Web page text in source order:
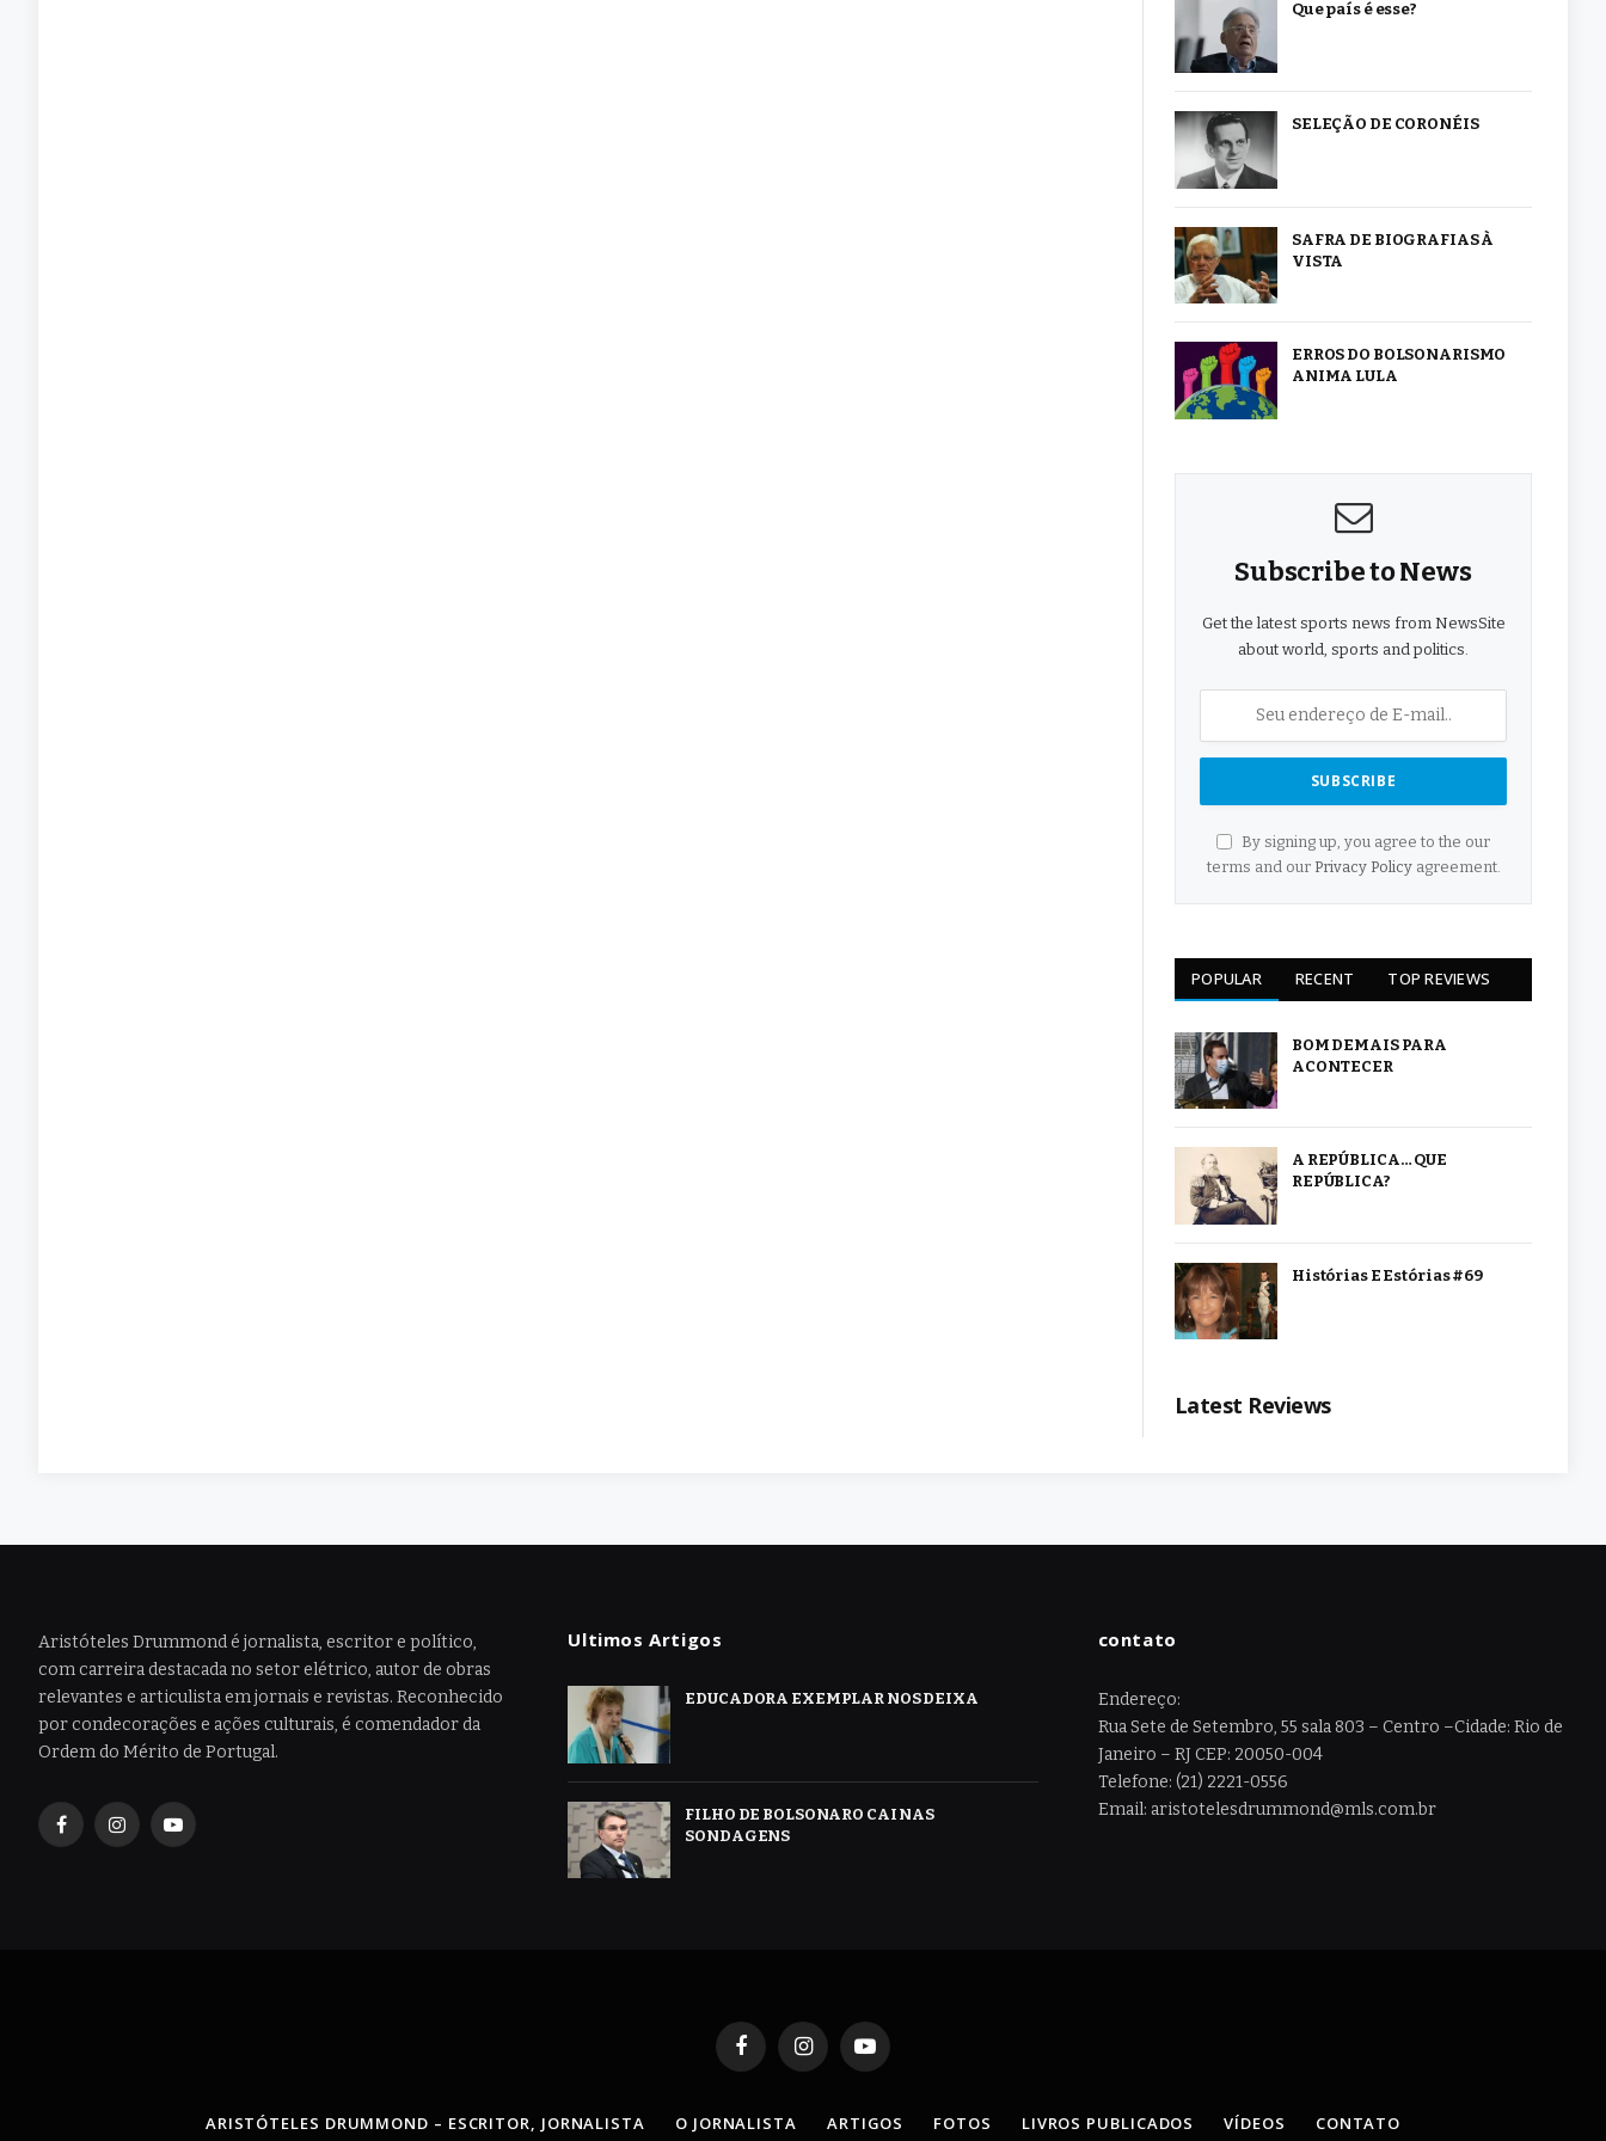
Que país é esse?
SELEÇÃO DE CORONÉIS
SAFRA DE BIOGRAFIAS À
VISTA
ERROS DO BOLSONARISMO
ANIMA LULA
Subscribe to News
Get the latest sports news from NewsSite
about world, sports and politics.
By signing up, you agree to the our
terms and our Privacy Policyagreement.
POPULAR RECENT TOP REVIEWS
BOM DEMAIS PARA
ACONTECER
A REPÚBLICA… QUE
REPÚBLICA?
Histórias E Estórias #69
Latest Reviews
Aristóteles Drummond é jornalista, escritor e político,
com carreira destacada no setor elétrico, autor de obras
relevantes e articulista em jornais e revistas. Reconhecido
por condecorações e ações culturais, é comendador da
Ordem do Mérito de Portugal.
FacebookInstagramYouTube
Ultimos Artigos
EDUCADORA EXEMPLAR NOS DEIXA
FILHO DE BOLSONARO CAI NAS
SONDAGENS
contato
Endereço:
Rua Sete de Setembro, 55 sala 803 – Centro –Cidade: Rio de
Janeiro – RJ CEP: 20050-004
Telefone: (21) 2221-0556
Email: aristotelesdrummond@mls.com.br
FacebookInstagramYouTube
ARISTÓTELES DRUMMOND – ESCRITOR, JORNALISTA O JORNALISTA ARTIGOS FOTOS LIVROS PUBLICADOS VÍDEOS CONTATO